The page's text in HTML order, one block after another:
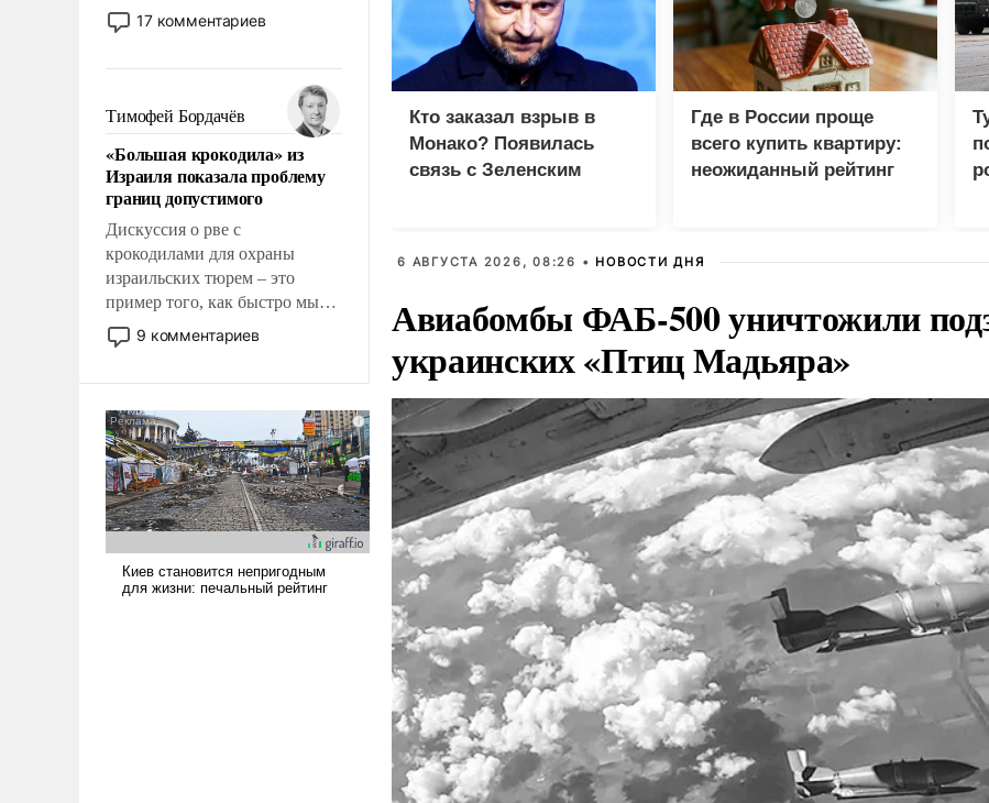
Мир, где политические
прожекты будут безусловно
налогоплательщиков и где
Еревану за свои поступки не
нужно отвечать.
17 комментариев
Тимофей Бордачёв
«Большая крокодила» из
Израиля показала проблему
границ допустимого
Дискуссия о рве с
крокодилами для охраны
израильских тюрем – это
пример того, как быстро мы
двигаемся по пути
революционных изменений.
псевдонаучной фантастики,
стало всерьез обсуждаемой
идеей.
9 комментариев
Кто заказал взрыв в
Монако? Появилась
связь с Зеленским
Где в России проще
всего купить квартиру:
неожиданный рейтинг
6 АВГУСТА 2026, 08:26 • НОВОСТИ ДНЯ
Авиабомбы ФАБ-500 уничтожили
украинских «Птиц Мадьяра»